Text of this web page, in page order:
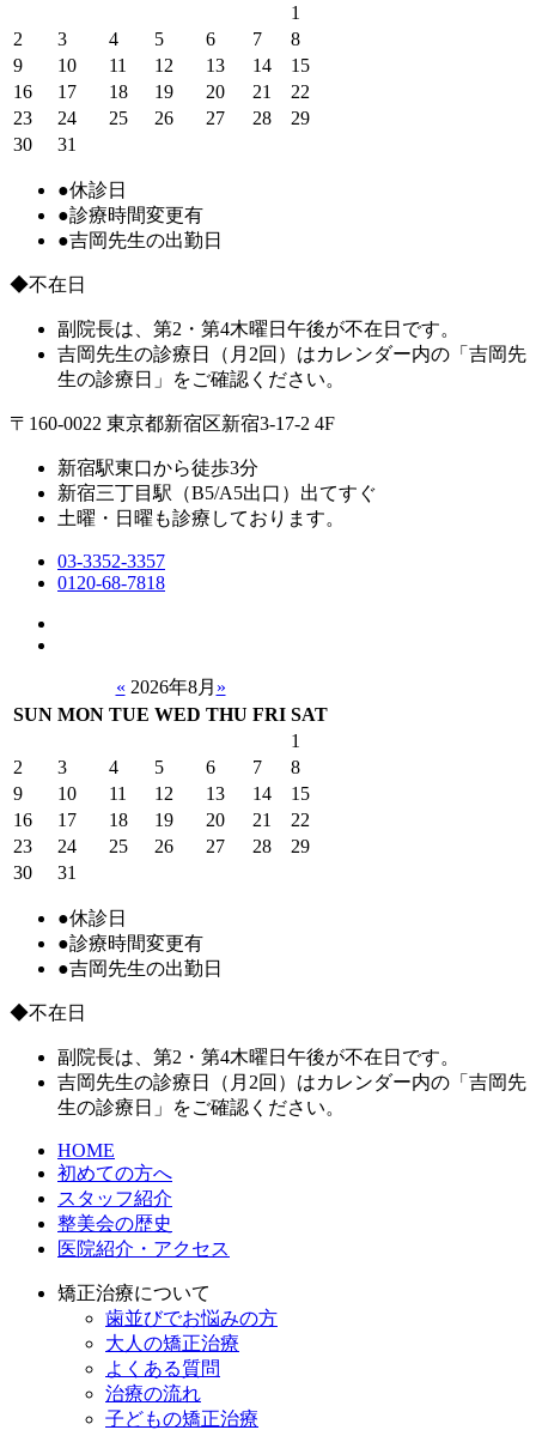
1
2
3 4 5 6 7
8
9
10 11 12 13 14
15
16
17 18 19 20 21
22
23
24 25 26 27 28
29
30
31
●休診日
●診療時間変更有
●吉岡先生の出勤日
◆不在日
副院長は、第2・第4木曜日午後が不在日です。
吉岡先生の診療日（月2回）はカレンダー内の「吉岡先
生の診療日」をご確認ください。
〒160-0022 東京都新宿区新宿3-17-2 4F
新宿駅東口から徒歩3分
新宿三丁目駅（B5/A5出口）出てすぐ
土曜・日曜も診療しております。
03-3352-3357
0120-68-7818
« 2026年8月 »
SUN MON TUE WED THU FRI SAT
1
2
3 4 5 6 7
8
9
10 11 12 13 14
15
16
17 18 19 20 21
22
23
24 25 26 27 28
29
30
31
●休診日
●診療時間変更有
●吉岡先生の出勤日
◆不在日
副院長は、第2・第4木曜日午後が不在日です。
吉岡先生の診療日（月2回）はカレンダー内の「吉岡先
生の診療日」をご確認ください。
HOME
初めての方へ
スタッフ紹介
整美会の歴史
医院紹介・アクセス
矯正治療について
歯並びでお悩みの方
大人の矯正治療
よくある質問
治療の流れ
子どもの矯正治療